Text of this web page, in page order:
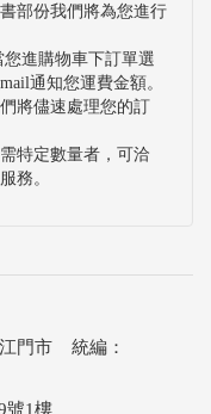
部份我們將為您進行
進購物車下訂單選
通知您運費金額。
將儘速處理您的訂
特定數量者，可洽
務。
門市 統編：
號1樓